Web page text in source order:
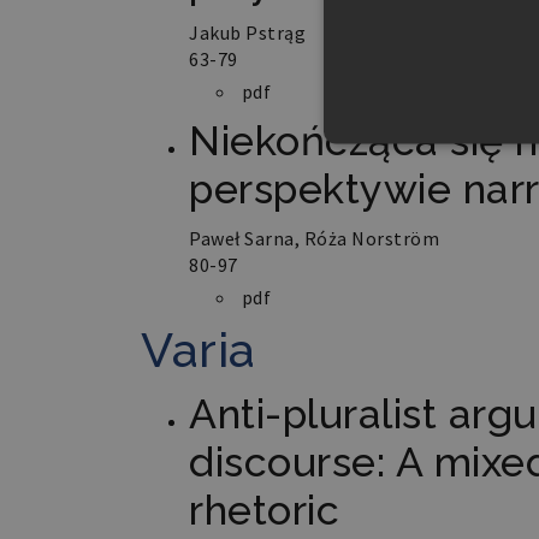
Jakub Pstrąg
63-79
pdf
Niekończąca się
perspektywie
Paweł Sarna, Róża Norström
80-97
pdf
Varia
Anti-pluralist
discourse: A
rhetoric